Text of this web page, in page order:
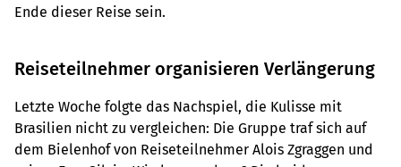
Ende dieser Reise sein.
Reiseteilnehmer organisieren Verlängerung
Letzte Woche folgte das Nachspiel, die Kulisse mit
Brasilien nicht zu vergleichen: Die Gruppe traf sich auf
dem Bielenhof von Reiseteilnehmer Alois Zgraggen und